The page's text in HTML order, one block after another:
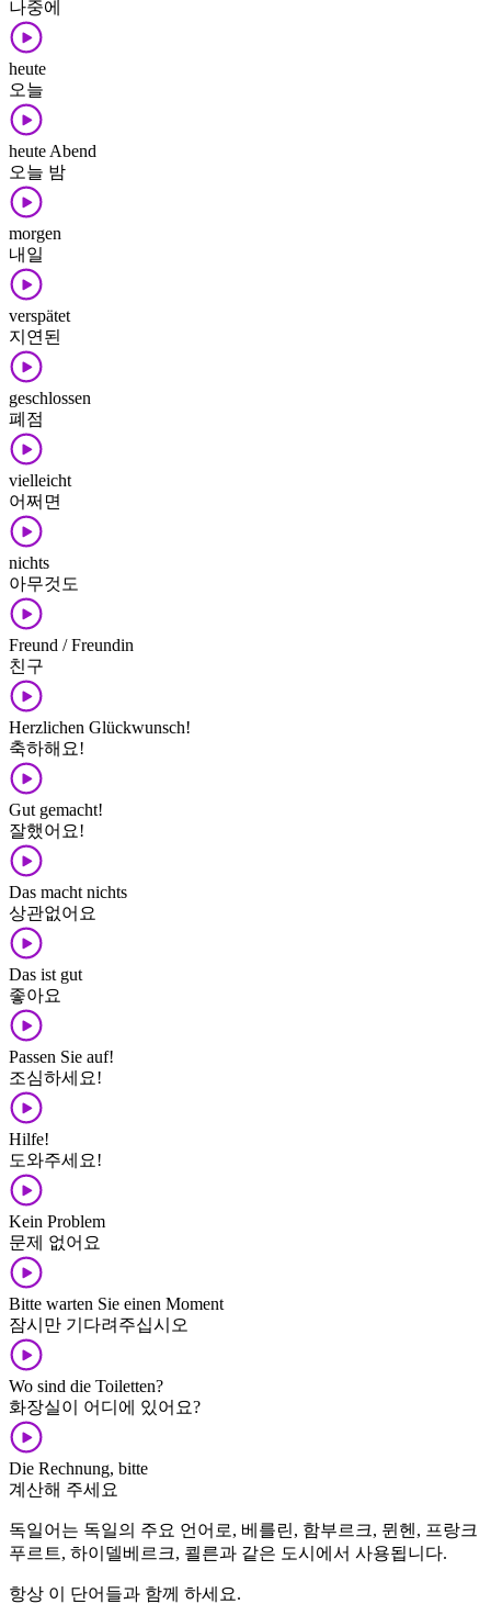
나중에
heute
오늘
heute Abend
오늘 밤
morgen
내일
verspätet
지연된
geschlossen
폐점
vielleicht
어쩌면
nichts
아무것도
Freund / Freundin
친구
Herzlichen Glückwunsch!
축하해요!
Gut gemacht!
잘했어요!
Das macht nichts
상관없어요
Das ist gut
좋아요
Passen Sie auf!
조심하세요!
Hilfe!
도와주세요!
Kein Problem
문제 없어요
Bitte warten Sie einen Moment
잠시만 기다려주십시오
Wo sind die Toiletten?
화장실이 어디에 있어요?
Die Rechnung, bitte
계산해 주세요
독일어는 독일의 주요 언어로, 베를린, 함부르크, 뮌헨, 프랑크
푸르트, 하이델베르크, 쾰른과 같은 도시에서 사용됩니다.
항상 이 단어들과 함께 하세요.